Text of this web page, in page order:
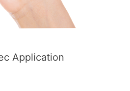
Application